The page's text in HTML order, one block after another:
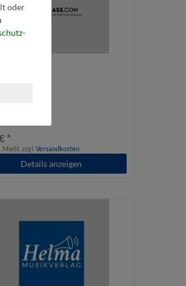
*
MwSt. zzgl.Versandkosten
Details anzeigen
oder